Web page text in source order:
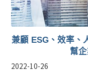
兼顧 ESG、效率、
幫
2022-10-26